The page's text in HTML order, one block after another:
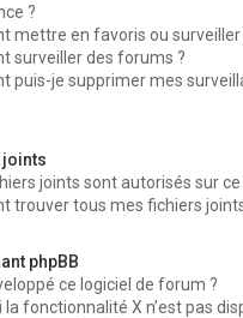
?
mettre en favoris ou surveiller
surveiller des forums ?
puis-je supprimer mes
joints
joints sont autorisés sur
trouver tous mes fichiers
phpBB
ce logiciel de forum ?
la fonctionnalité X n’est pas